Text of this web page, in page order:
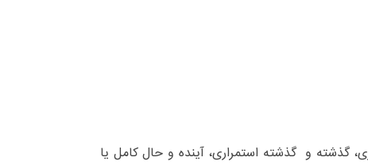
گذشته و گذشته استمراری، آینده و حال کامل یا